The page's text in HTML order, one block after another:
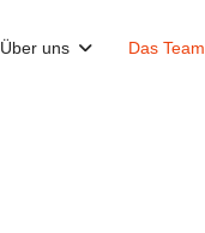
Über uns Das Team